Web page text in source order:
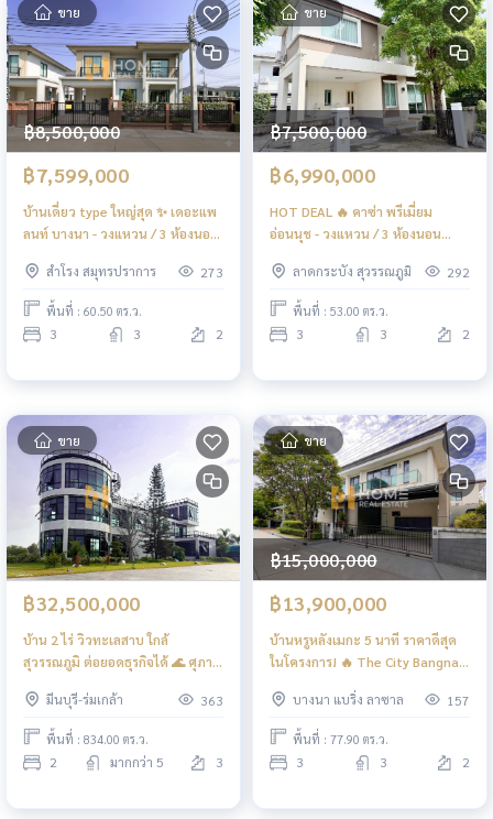
ขาย
฿8,500,000
฿7,599,000
บ้านเดี่ยว type ใหญ่สุด ✨ เดอะแพ
ลนท์ บางนา - วงแหวน / 3 ห้องนอน
Wongwaen / 3 Bedrooms (FOR
SALE) POON143
สำโรง สมุทรปราการ 273
พื้นที่ : 60.50 ตร.ว.
3 3 2
ขาย
฿7,500,000
฿6,990,000
HOT DEAL 🔥 คาซ่า พรีเมี่ยม
อ่อนนุช - วงแหวน / 3 ห้องนอน
Wongwhaen / 3 Bedrooms (FOR
SALE) POON065
ลาดกระบัง สุวรรณภูมิ 292
พื้นที่ : 53.00 ตร.ว.
3 3 2
ขาย
฿32,500,000
บ้าน 2 ไร่ วิวทะเลสาบ ใกล้
สุวรรณภูมิ ต่อยอดธุรกิจได้ 🌊 ศุภา
Supalai Lake 2 / 2 Bedrooms
(FOR SALE) POON151
มีนบุรี-ร่มเกล้า 363
พื้นที่ : 834.00 ตร.ว.
2 มากกว่า 5 3
ขาย
฿15,000,000
฿13,900,000
บ้านหรูหลังเมกะ 5 นาที ราคาดีสุด
ในโครงการ! 🔥 The City Bangna
เดอะ ซิตี้ บางนา กม.7 / 3 ห้องนอน
(ขาย) POON249
บางนา แบริ่ง ลาซาล 157
พื้นที่ : 77.90 ตร.ว.
3 3 2